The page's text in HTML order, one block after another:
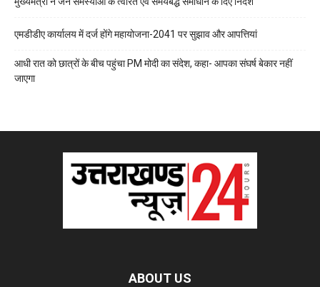
एमडीडीए कार्यालय में दर्ज होंगे महायोजना-2041 पर सुझाव और आपत्तियां
आधी रात को छात्रों के बीच पहुंचा PM मोदी का संदेश, कहा- आपका संघर्ष बेकार नहीं
जाएगा
ABOUT US